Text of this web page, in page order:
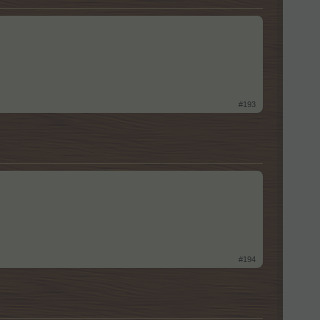
#193
#194